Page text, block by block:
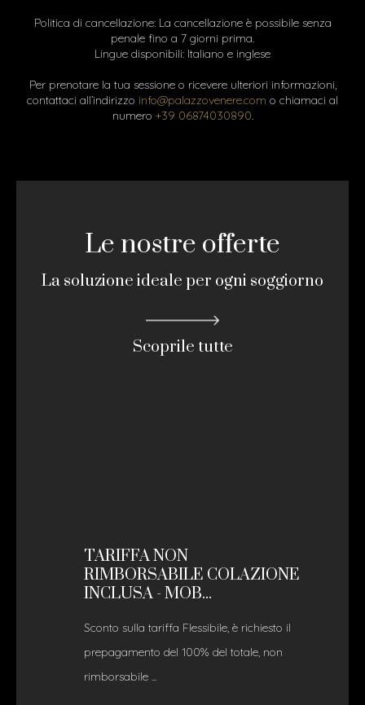
Politica di cancellazione: La cancellazione è possibile senza
penale fino a 7 giorni prima.
Lingue disponibili: Italiano e inglese
Per prenotare la tua sessione o ricevere ulteriori informazioni,
contattaci all’indirizzo info@palazzovenere.com o chiamaci al
numero +39 06874030890.
Le nostre offerte
La soluzione ideale per ogni soggiorno
Scoprile tutte
TARIFFA NON
RIMBORSABILE COLAZIONE
INCLUSA - MOB...
Sconto sulla tariffa Flessibile, è richiesto il
prepagamento del 100% del totale, non
rimborsabile ...